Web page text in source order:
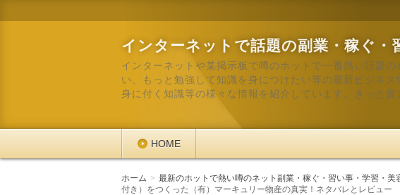
インターネットで話題の副業・稼ぐ・
インターネットや某掲示板で噂のホットで一番熱い話題
い、もっと勉強して知識を身につけたい等の最新ビジネ
身に付く知識等の様々な情報を紹介しています。きっと
HOME
ホーム 最新のホットで熱い噂のネット副業・稼ぐ・習い事・学習・美
付き）をつくった（有）マーキュリー物産の真実！ネタバレとレビュー